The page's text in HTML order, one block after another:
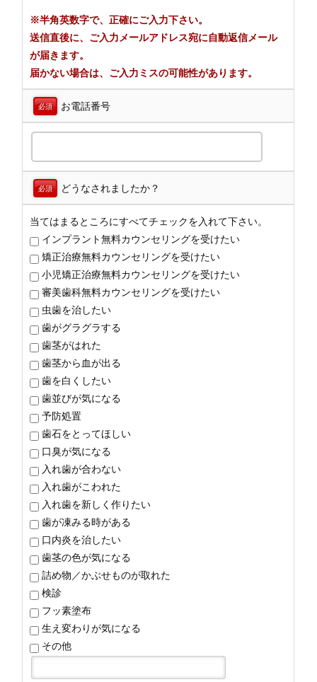
※半角英数字で、正確にご入力下さい。
送信直後に、ご入力メールアドレス宛に自動返信メール
が届きます。
届かない場合は、ご入力ミスの可能性があります。
必須 お電話番号
必須 どうなされましたか？
当てはまるところにすべてチェックを入れて下さい。
インプラント無料カウンセリングを受けたい
矯正治療無料カウンセリングを受けたい
小児矯正治療無料カウンセリングを受けたい
審美歯科無料カウンセリングを受けたい
虫歯を治したい
歯がグラグラする
歯茎がはれた
歯茎から血が出る
歯を白くしたい
歯並びが気になる
予防処置
歯石をとってほしい
口臭が気になる
入れ歯が合わない
入れ歯がこわれた
入れ歯を新しく作りたい
歯が凍みる時がある
口内炎を治したい
歯茎の色が気になる
詰め物／かぶせものが取れた
検診
フッ素塗布
生え変わりが気になる
その他